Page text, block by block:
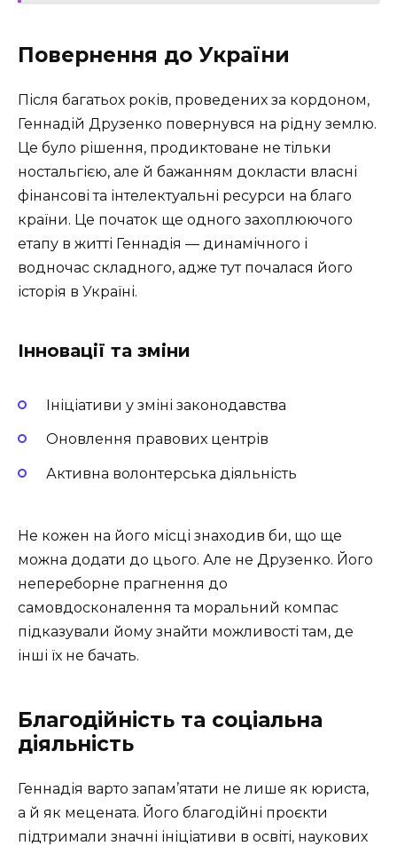
Повернення до України
Після багатьох років, проведених за кордоном,
Геннадій Друзенко повернувся на рідну землю.
Це було рішення, продиктоване не тільки
ностальгією, але й бажанням докласти власні
фінансові та інтелектуальні ресурси на благо
країни. Це початок ще одного захоплюючого
етапу в житті Геннадія — динамічного і
водночас складного, адже тут почалася його
історія в Україні.
Інновації та зміни
Ініціативи у зміні законодавства
Оновлення правових центрів
Активна волонтерська діяльність
Не кожен на його місці знаходив би, що ще
можна додати до цього. Але не Друзенко. Його
непереборне прагнення до
самовдосконалення та моральний компас
підказували йому знайти можливості там, де
інші їх не бачать.
Благодійність та соціальна
діяльність
Геннадія варто запам’ятати не лише як юриста,
а й як мецената. Його благодійні проєкти
підтримали значні ініціативи в освіті, наукових